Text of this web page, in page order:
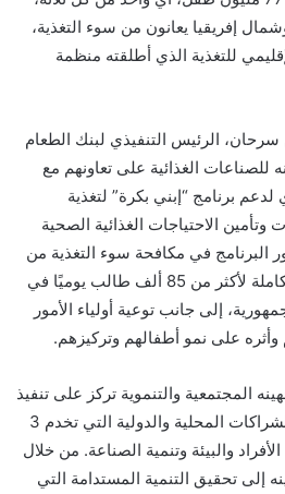
إفريقيا يعانون من سوء التغذية،
للتغذية الذي أطلقته منظمة
الرئيس التنفيذي لبنك الطعام
الغذائية على تعاونهم مع
برنامج “إبني بكرة” لتغذية
الاحتياجات الغذائية الصحية
البرنامج في مكافحة سوء التغذية من
خلال تقديم وجبات صحية متكاملة لأكثر من 85 ألف طالب يوميًا في
إلى جانب توعية أولياء الأمور
وأثره على نمو أطفالهم وتركيزهم.
المجتمعية والتنموية تركز على تنفيذ
العديد من المبادرات وعقد الشراكات المحلية والدولية التي تخدم 3
والبيئة وتنمية الصناعة. من خلال
إلى تحقيق التنمية المستدامة التي